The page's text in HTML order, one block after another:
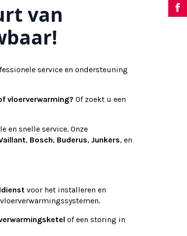
van
service en ondersteuning
vloerverwarming? Of zoekt u een
en snelle service. Onze
, Bosch, Buderus, Junkers, en
voor het installeren en
of een storing in